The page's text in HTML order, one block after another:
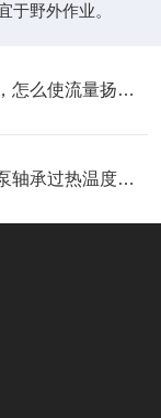
于野外作业。
不锈钢耐腐蚀自吸泵运行中，怎么使流量扬程稳定工作？
什么原因使不锈钢立式离心泵轴承过热温度过高